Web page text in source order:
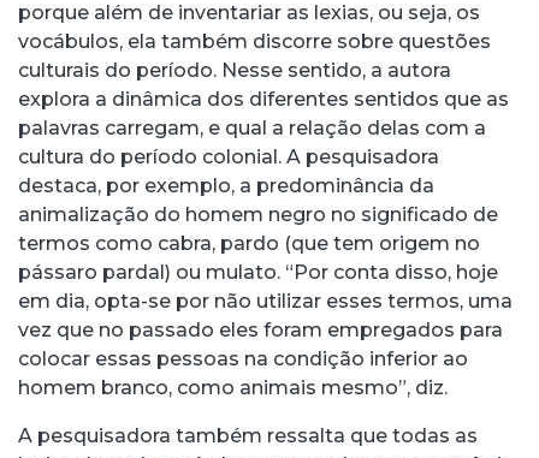
porque além de inventariar as lexias, ou seja, os
vocábulos, ela também discorre sobre questões
culturais do período. Nesse sentido, a autora
explora a dinâmica dos diferentes sentidos que as
palavras carregam, e qual a relação delas com a
cultura do período colonial. A pesquisadora
destaca, por exemplo, a predominância da
animalização do homem negro no significado de
termos como cabra, pardo (que tem origem no
pássaro pardal) ou mulato. “Por conta disso, hoje
em dia, opta-se por não utilizar esses termos, uma
vez que no passado eles foram empregados para
colocar essas pessoas na condição inferior ao
homem branco, como animais mesmo”, diz.
A pesquisadora também ressalta que todas as